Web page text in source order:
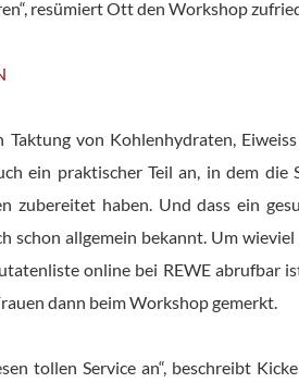
resümiert Ott den Workshop
von Kohlenhydraten,
ein praktischer Teil an, in dem die
zubereitet haben. Und dass ein
schon allgemein bekannt. Um wieviel
online bei REWE abrufbar
dann beim Workshop gemerkt.
tollen Service an“, beschreibt